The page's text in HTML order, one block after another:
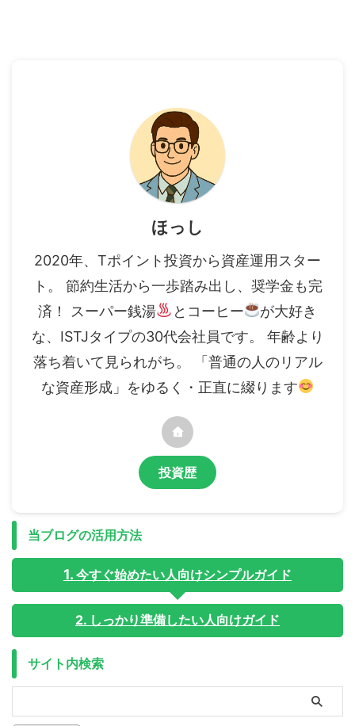
ほっし
2020年、Tポイント投資から資産運用スター
ト。 節約生活から一歩踏み出し、奨学金も完
済！ スーパー銭湯
とコーヒー
が大好き
な、ISTJタイプの30代会社員です。 年齢より
落ち着いて見られがち。 「普通の人のリアル
な資産形成」をゆるく・正直に綴ります
投資歴
当ブログの活用方法
今すぐ始めたい人向けシンプルガイド
2. しっかり準備したい人向けガイド
サイト内検索